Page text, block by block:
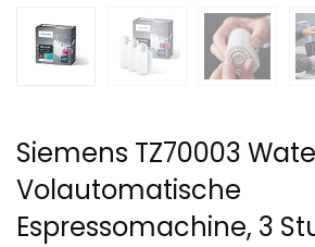
Siemens TZ70003
Volautomatische
Espressomachine, 3